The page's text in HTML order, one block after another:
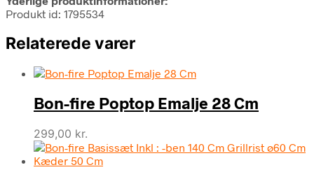
Produkt id: 1795534
Relaterede varer
Bon-fire Poptop Emalje 28 Cm
299,00 kr.